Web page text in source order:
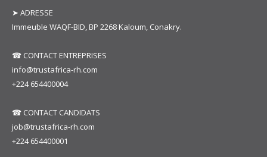
➤ ADRESSE
Immeuble WAQF-BID, BP 2268 Kaloum, Conakry.
☎ CONTACT ENTREPRISES
info@trustafrica-rh.com
+224 654400004
☎ CONTACT CANDIDATS
job@trustafrica-rh.com
+224 654400001